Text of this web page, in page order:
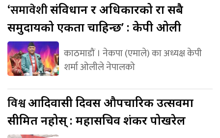
‘समावेशीसंविधान र अधिकारको रक्षा सबै
समुदायको एकता चाहिन्छ’ : केपी ओली
काठमाडौं । नेकपा (एमाले) का अध्यक्ष केपी
शर्मा ओलीले नेपालको
विश्वआदिवासी दिवस औपचारिक उत्सवमा
सीमित नहोस् : महासचिव शंकर पोखरेल